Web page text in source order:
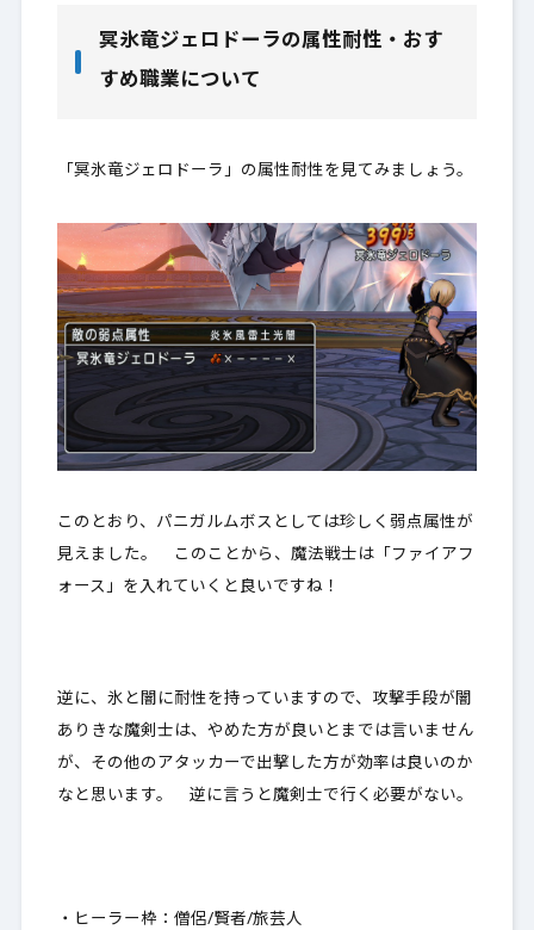
冥氷竜ジェロドーラの属性耐性・おす
すめ職業について
「冥氷竜ジェロドーラ」の属性耐性を見てみましょう。
このとおり、パニガルムボスとしては珍しく弱点属性が
見えました。 このことから、魔法戦士は「ファイアフ
ォース」を入れていくと良いですね！
逆に、氷と闇に耐性を持っていますので、 攻撃手段が闇
ありきな魔剣士は、やめた方が良いとまでは言いません
が、その他のアタッカーで出撃した方が効率は良いのか
なと思います 。 逆に言うと魔剣士で行く必要がない。
・ヒーラー枠：僧侶/賢者/旅芸人